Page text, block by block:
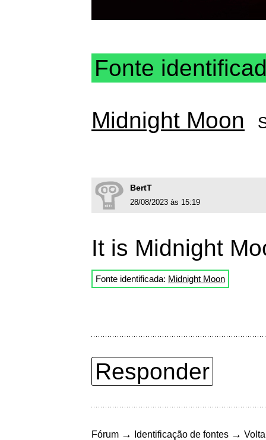
Fonte
Midnight Moon
BertT
28/08/2023 às 15:19
It is Midnight
Fonte identificada: Midnight Moon
Responder
Fórum → Identificação de fontes →